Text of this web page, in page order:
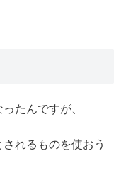
たんですが、
れるものを使おう